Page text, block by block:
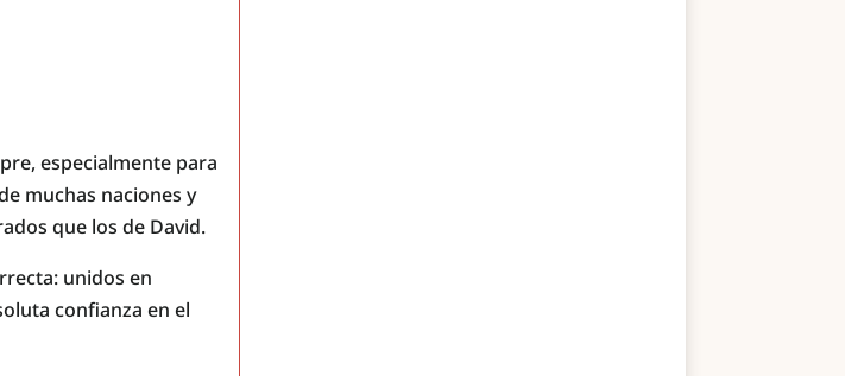
especialmente para
muchas naciones y
que los de David.
unidos en
confianza en el